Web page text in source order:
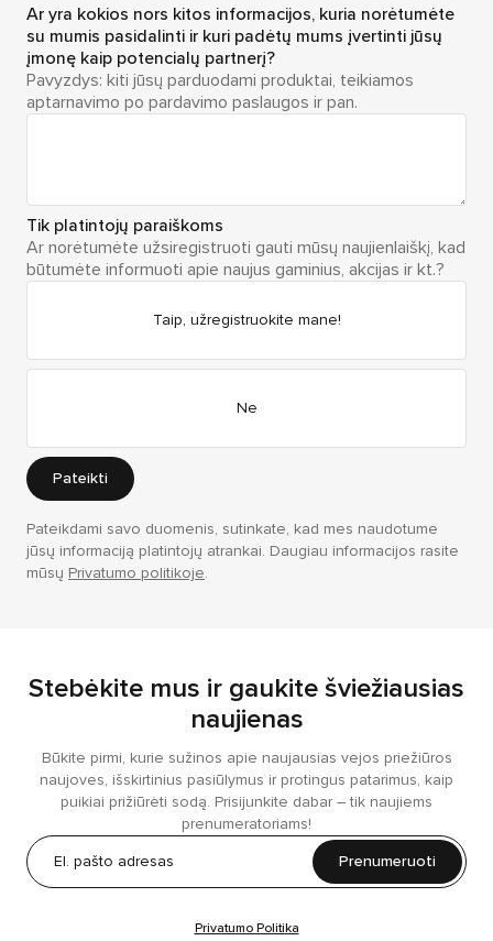
Ar yra kokios nors kitos informacijos, kuria norėtumėte
su mumis pasidalinti ir kuri padėtų mums įvertinti jūsų
įmonę kaip potencialų partnerį?
Pavyzdys: kiti jūsų parduodami produktai, teikiamos
aptarnavimo po pardavimo paslaugos ir pan.
Tik platintojų paraiškoms
Ar norėtumėte užsiregistruoti gauti mūsų naujienlaiškį, kad
būtumėte informuoti apie naujus gaminius, akcijas ir kt.?
Taip, užregistruokite mane!
Ne
Pateikti
Pateikdami savo duomenis, sutinkate, kad mes naudotume
jūsų informaciją platintojų atrankai. Daugiau informacijos rasite
mūsų Privatumo politikoje.
Stebėkite mus ir gaukite šviežiausias
naujienas
Būkite pirmi, kurie sužinos apie naujausias vejos priežiūros
naujoves, išskirtinius pasiūlymus ir protingus patarimus, kaip
puikiai prižiūrėti sodą. Prisijunkite dabar – tik naujiems
prenumeratoriams!
Prenumeruoti
Privatumo Politika